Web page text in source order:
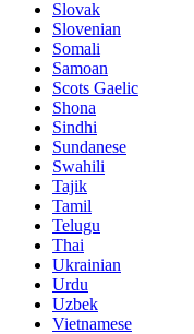
Slovak
Slovenian
Somali
Samoan
Scots Gaelic
Shona
Sindhi
Sundanese
Swahili
Tajik
Tamil
Telugu
Thai
Ukrainian
Urdu
Uzbek
Vietnamese